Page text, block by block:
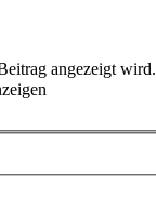
angezeigt wird.